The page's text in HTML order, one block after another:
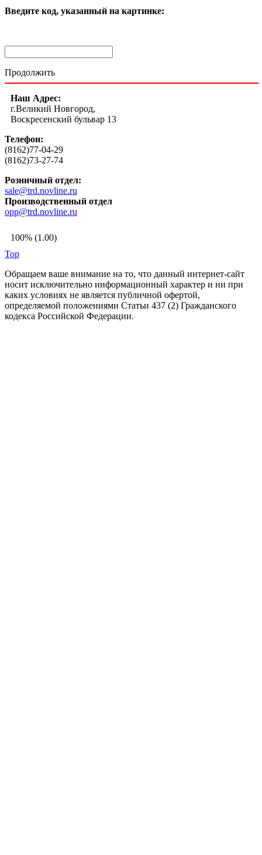
Введите код, указанный на картинке:
Продолжить
Наш Адрес:
г.Великий Новгород,
Воскресенский бульвар 13
Телефон:
(8162)77-04-29
(8162)73-27-74
Розничный отдел:
sale@trd.novline.ru
Производственный отдел
opp@trd.novline.ru
100% (1.00)
Top
Обращаем ваше внимание на то, что данный интернет-сайт
носит исключительно информационный характер и ни при
каких условиях не является публичной офертой,
определяемой положениями Статьи 437 (2) Гражданского
кодекса Российской Федерации.